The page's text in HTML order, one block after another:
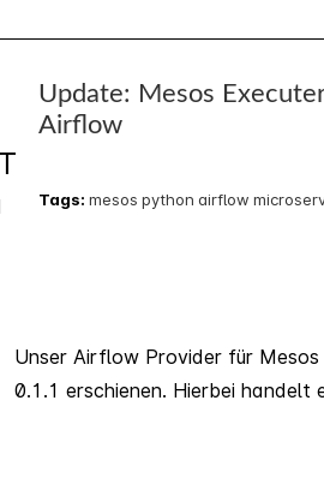
Update: Mesos
Airflow
Tags: mesos python airflow
Unser Airflow Provider für Mesos
0.1.1 erschienen. Hierbei handelt